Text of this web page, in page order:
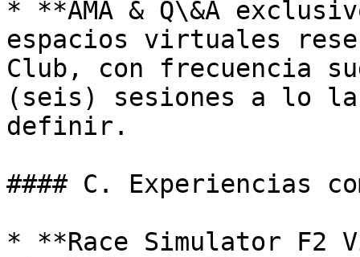
* **AMA & Q\&A
espacios virtuales
Club, con frecuencia
(seis) sesiones a lo
definir.
#### C. Experiencias
* **Race Simulator F2